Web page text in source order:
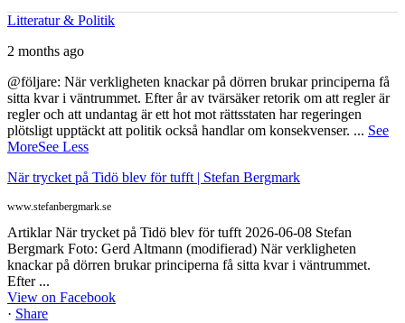
Litteratur & Politik
2 months ago
@följare: När verkligheten knackar på dörren brukar principerna få
sitta kvar i väntrummet. Efter år av tvärsäker retorik om att regler är
regler och att undantag är ett hot mot rättsstaten har regeringen
plötsligt upptäckt att politik också handlar om konsekvenser. ... See
MoreSee Less
När trycket på Tidö blev för tufft | Stefan Bergmark
www.stefanbergmark.se
Artiklar När trycket på Tidö blev för tufft 2026-06-08 Stefan
Bergmark Foto: Gerd Altmann (modifierad) När verkligheten
knackar på dörren brukar principerna få sitta kvar i väntrummet.
Efter ...
View on Facebook
· Share